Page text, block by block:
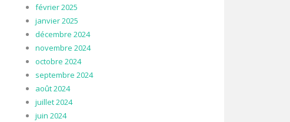
février 2025
janvier 2025
décembre 2024
novembre 2024
octobre 2024
septembre 2024
août 2024
juillet 2024
juin 2024